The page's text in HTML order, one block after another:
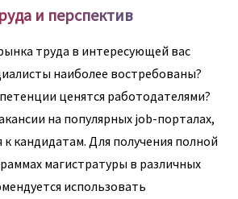
и перспектив
труда в интересующей вас
наиболее востребованы?
ценятся работодателями?
на популярных job-порталах,
к кандидатам. Для получения полной
магистратуры в различных
использовать